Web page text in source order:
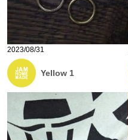
2023/08/31
Yellow 1